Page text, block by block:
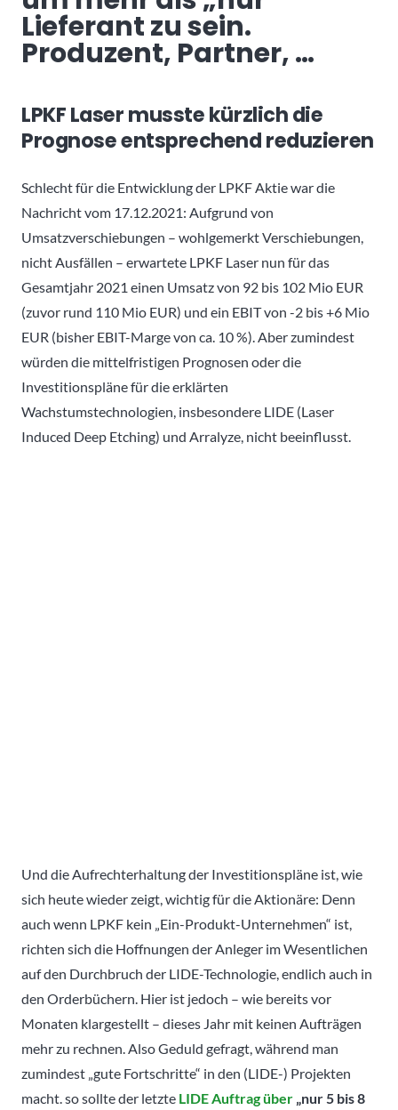
Lieferant zu sein.
Produzent, Partner, …
LPKF Laser musste kürzlich die
Prognose entsprechend reduzieren
Schlecht für die Entwicklung der LPKF Aktie war die
Nachricht vom 17.12.2021: Aufgrund von
Umsatzverschiebungen – wohlgemerkt Verschiebungen,
nicht Ausfällen – erwartete LPKF Laser nun für das
Gesamtjahr 2021 einen Umsatz von 92 bis 102 Mio EUR
(zuvor rund 110 Mio EUR) und ein EBIT von -2 bis +6 Mio
EUR (bisher EBIT-Marge von ca. 10 %). Aber zumindest
würden die mittelfristigen Prognosen oder die
Investitionspläne für die erklärten
Wachstumstechnologien, insbesondere LIDE (Laser
Induced Deep Etching) und Arralyze, nicht beeinflusst.
Und die Aufrechterhaltung der Investitionspläne ist, wie
sich heute wieder zeigt, wichtig für die Aktionäre: Denn
auch wenn LPKF kein „Ein-Produkt-Unternehmen“ ist,
richten sich die Hoffnungen der Anleger im Wesentlichen
auf den Durchbruch der LIDE-Technologie, endlich auch in
den Orderbüchern. Hier ist jedoch – wie bereits vor
Monaten klargestellt – dieses Jahr mit keinen Aufträgen
mehr zu rechnen. Also Geduld gefragt, während man
zumindest „gute Fortschritte“ in den (LIDE-) Projekten
macht. so sollte der letzte LIDE Auftrag über „nur 5 bis 8